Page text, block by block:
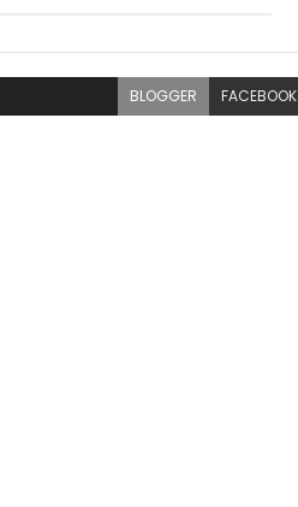
BLOGGER FACEBOOK